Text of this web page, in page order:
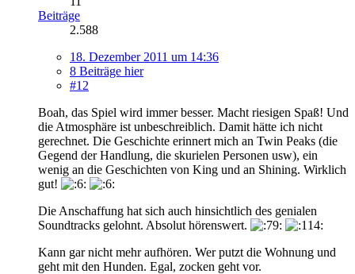
Beiträge
2.588
18. Dezember 2011 um 14:36
8 Beiträge hier
#12
Boah, das Spiel wird immer besser. Macht riesigen Spaß! Und
die Atmosphäre ist unbeschreiblich. Damit hätte ich nicht
gerechnet. Die Geschichte erinnert mich an Twin Peaks (die
Gegend der Handlung, die skurielen Personen usw), ein
wenig an die Geschichten von King und an Shining. Wirklich
gut!
Die Anschaffung hat sich auch hinsichtlich des genialen
Soundtracks gelohnt. Absolut hörenswert.
Kann gar nicht mehr aufhören. Wer putzt die Wohnung und
geht mit den Hunden. Egal, zocken geht vor.